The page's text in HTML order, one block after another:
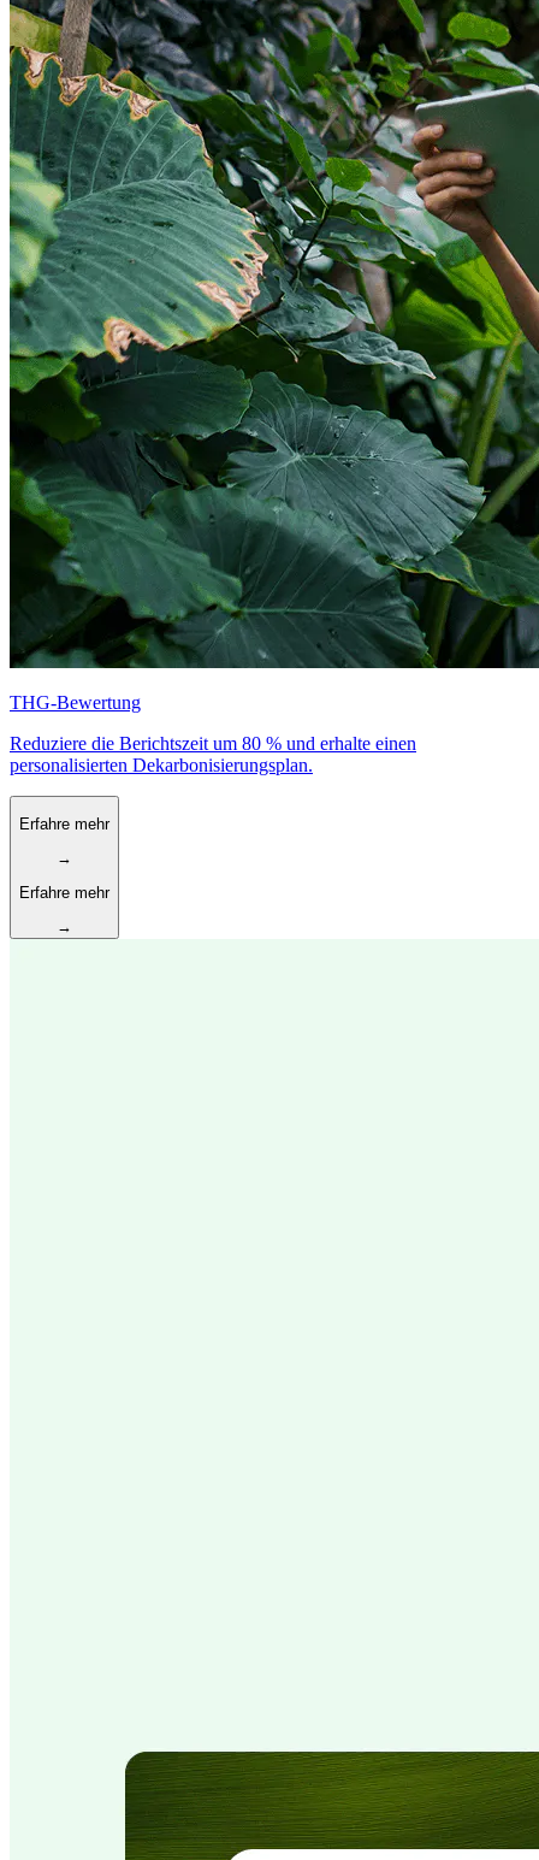
THG-Bewertung
Reduziere die Berichtszeit um 80 % und erhalte einen
personalisierten Dekarbonisierungsplan.
Erfahre mehr
→
Erfahre mehr
→